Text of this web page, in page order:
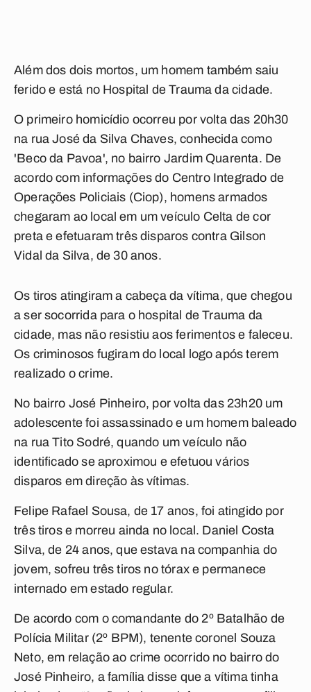
Além dos dois mortos, um homem também saiu
ferido e está no Hospital de Trauma da cidade.
O primeiro homicídio ocorreu por volta das 20h30
na rua José da Silva Chaves, conhecida como
'Beco da Pavoa', no bairro Jardim Quarenta. De
acordo com informações do Centro Integrado de
Operações Policiais (Ciop), homens armados
chegaram ao local em um veículo Celta de cor
preta e efetuaram três disparos contra Gilson
Vidal da Silva, de 30 anos.
Os tiros atingiram a cabeça da vítima, que chegou
a ser socorrida para o hospital de Trauma da
cidade, mas não resistiu aos ferimentos e faleceu.
Os criminosos fugiram do local logo após terem
realizado o crime.
No bairro José Pinheiro, por volta das 23h20 um
adolescente foi assassinado e um homem baleado
na rua Tito Sodré, quando um veículo não
identificado se aproximou e efetuou vários
disparos em direção às vítimas.
Felipe Rafael Sousa, de 17 anos, foi atingido por
três tiros e morreu ainda no local. Daniel Costa
Silva, de 24 anos, que estava na companhia do
jovem, sofreu três tiros no tórax e permanece
internado em estado regular.
De acordo com o comandante do 2º Batalhão de
Polícia Militar (2º BPM), tenente coronel Souza
Neto, em relação ao crime ocorrido no bairro do
José Pinheiro, a família disse que a vítima tinha